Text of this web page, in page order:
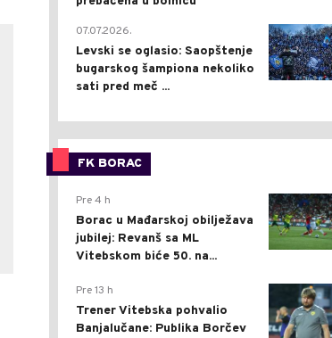
07.07.2026.
Levski se oglasio: Saopštenje
bugarskog šampiona nekoliko
sati pred meč ...
FK BORAC
Pre 4 h
Borac u Mađarskoj obilježava
jubilej: Revanš sa ML
Vitebskom biće 50. na...
Pre 13 h
Trener Vitebska pohvalio
Banjalučane: Publika Borčev